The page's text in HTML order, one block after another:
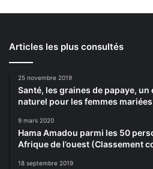
Articles les plus consultés
25 novembre 2019
Santé, les graines de papaye,
naturel pour les femmes mariées
9 mars 2020
Hama Amadou parmi les 50
Afrique de l’ouest (Classement
18 septembre 2019